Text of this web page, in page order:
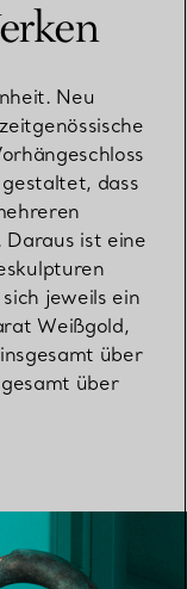
Neu
dass
ist eine
jeweils ein
Weißgold,
über
über